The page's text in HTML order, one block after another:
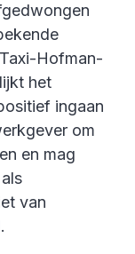
Hofman-
het
ingaan
om
en mag
van